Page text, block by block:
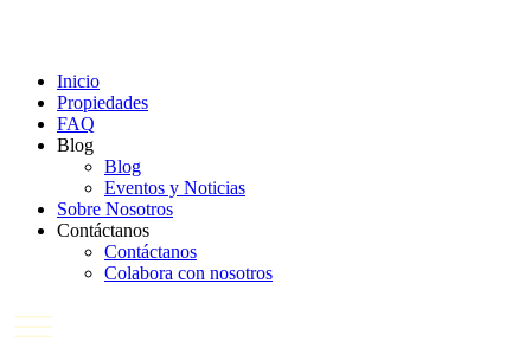
Inicio
Propiedades
FAQ
Blog
Blog
Eventos y Noticias
Sobre Nosotros
Contáctanos
Contáctanos
Colabora con nosotros